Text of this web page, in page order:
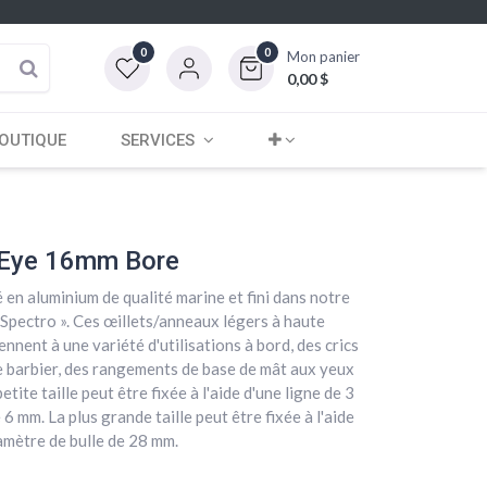
0 0 Mon panier
0,00$
SERVICES
16mm Bore
aluminium de qualité marine et fini dans notre
». Ces œillets/anneaux légers à haute
à une variété d'utilisations à bord, des crics
des rangements de base de mât aux yeux
taille peut être fixée à l'aide d'une ligne de 3
mm. La plus grande taille peut être fixée à l'aide
de bulle de 28 mm.